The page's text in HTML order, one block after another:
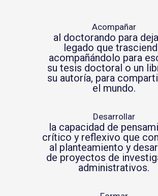
Acompañar
al doctorando para
legado que
acompañándolo para
su tesis doctoral o un
su autoría, para
el mundo.
Desarrollar
la capacidad de
crítico y reflexivo que
al planteamiento y
de proyectos de
administrativos.